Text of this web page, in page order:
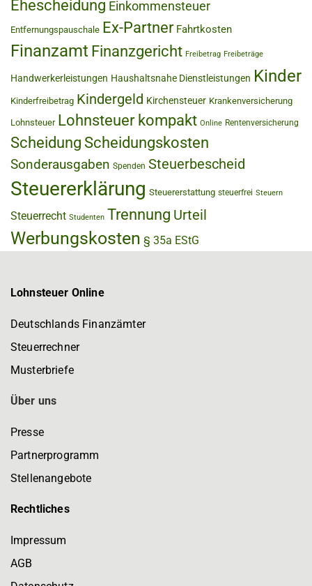
Ehescheidung Einkommensteuer
Entfernungspauschale Ex-Partner Fahrtkosten
Finanzamt Finanzgericht Freibetrag Freibeträge
Handwerkerleistungen Haushaltsnahe Dienstleistungen Kinder
Kinderfreibetrag Kindergeld Kirchensteuer Krankenversicherung
Lohnsteuer Lohnsteuer kompakt Online Rentenversicherung
Scheidung Scheidungskosten
Sonderausgaben Spenden Steuerbescheid
Steuererklärung Steuererstattung steuerfrei Steuern
Steuerrecht Studenten Trennung Urteil
Werbungskosten § 35a EStG
Lohnsteuer Online
Deutschlands Finanzämter
Steuerrechner
Musterbriefe
Über uns
Presse
Partnerprogramm
Stellenangebote
Rechtliches
Impressum
AGB